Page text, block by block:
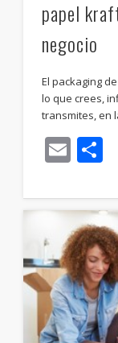
papel
negocio
El packaging
lo que crees,
transmites, en
Email